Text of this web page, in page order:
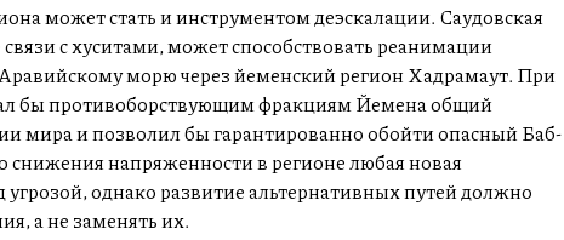
может стать и инструментом деэскалации. Саудовская
с хуситами, может способствовать реанимации
морю через йеменский регион Хадрамаут. При
бы противоборствующим фракциям Йемена общий
мира и позволил бы гарантированно обойти опасный Баб-
напряженности в регионе любая новая
угрозой, однако развитие альтернативных путей должно
а не заменять их.